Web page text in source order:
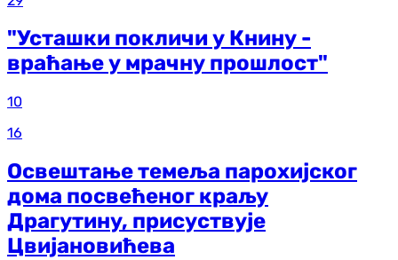
"Усташки покличи у Книну -
враћање у мрачну прошлост"
10
16
Освештање темеља парохијског
дома посвећеног краљу
Драгутину, присуствује
Цвијановићева